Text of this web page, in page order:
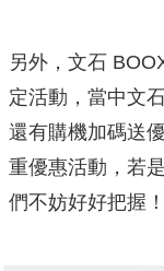
另外，文石
定活動，當中文
還有購機加碼送
重優惠活動，若
們不妨好好把握！